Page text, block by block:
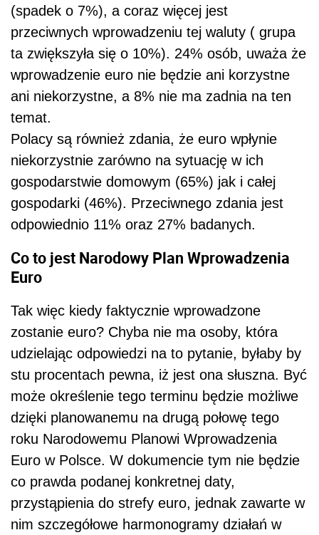
(spadek o 7%), a coraz więcej jest
przeciwnych wprowadzeniu tej waluty ( grupa
ta zwiększyła się o 10%). 24% osób, uważa że
wprowadzenie euro nie będzie ani korzystne
ani niekorzystne, a 8% nie ma zadnia na ten
temat.
Polacy są również zdania, że euro wpłynie
niekorzystnie zarówno na sytuację w ich
gospodarstwie domowym (65%) jak i całej
gospodarki (46%). Przeciwnego zdania jest
odpowiednio 11% oraz 27% badanych.
Co to jest Narodowy Plan Wprowadzenia
Euro
Tak więc kiedy faktycznie wprowadzone
zostanie euro? Chyba nie ma osoby, która
udzielając odpowiedzi na to pytanie, byłaby by
stu procentach pewna, iż jest ona słuszna. Być
może określenie tego terminu będzie możliwe
dzięki planowanemu na drugą połowę tego
roku Narodowemu Planowi Wprowadzenia
Euro w Polsce. W dokumencie tym nie będzie
co prawda podanej konkretnej daty,
przystąpienia do strefy euro, jednak zawarte w
nim szczegółowe harmonogramy działań w